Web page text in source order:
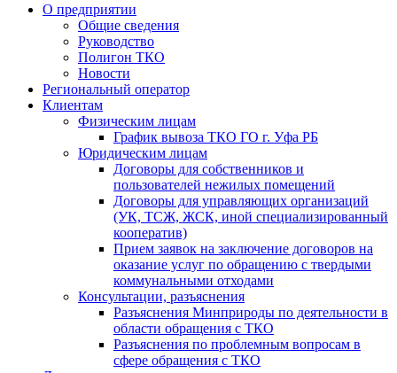
О предприятии
Общие сведения
Руководство
Полигон ТКО
Новости
Региональный оператор
Клиентам
Физическим лицам
График вывоза ТКО ГО г. Уфа РБ
Юридическим лицам
Договоры для собственников и
пользователей нежилых помещений
Договоры для управляющих организаций
(УК, ТСЖ, ЖСК, иной специализированный
кооператив)
Прием заявок на заключение договоров на
оказание услуг по обращению с твердыми
коммунальными отходами
Консультации, разъяснения
Разъяснения Минприроды по деятельности в
области обращения с ТКО
Разъяснения по проблемным вопросам в
сфере обращения с ТКО